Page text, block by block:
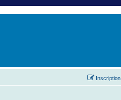
Inscription